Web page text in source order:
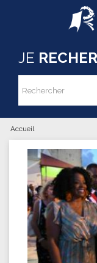
Aller au contenu principal
JE
Rechercher
Vous êtes
Accueil